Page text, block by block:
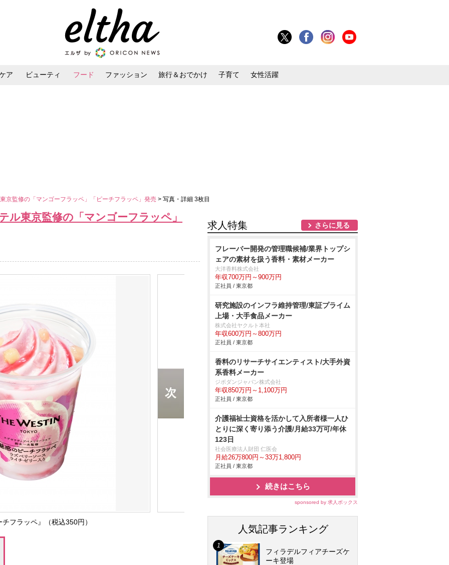
ア ビューティ フード ファッション 旅行＆おでかけ 子育て 女性活躍
京監修の「マンゴーフラッペ」「ピーチフラッペ」発売 > 写真・詳細 3枚目
ル東京監修の「マンゴーフラッペ」
フラッペ』（税込350円）
求人特集 さらに見る
フレーバー開発の管理職候補/業界トップシ
ェアの素材を扱う香料・素材メーカー
大洋香料株式会社
年収700万円～900万円
正社員 / 東京都
研究施設のインフラ維持管理/東証プライム
上場・大手食品メーカー
株式会社ヤクルト本社
年収600万円～800万円
正社員 / 東京都
香料のリサーチサイエンティスト/大手外資
系香料メーカー
ジボダンジャパン株式会社
年収850万円～1,100万円
正社員 / 東京都
介護福祉士資格を活かして入所者様一人ひ
とりに深く寄り添う介護/月給33万可/年休
123日
社会医療法人財団 仁医会
月給26万800円～33万1,800円
正社員 / 東京都
続きはこちら
sponsored by 求人ボックス
人気記事ランキング
フィラデルフィアチーズケ
ーキ登場